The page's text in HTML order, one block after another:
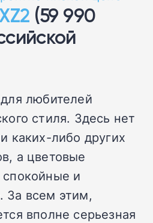
(59 990
любителей
стиля. Здесь нет
каких-либо других
а цветовые
и
За всем этим,
вполне серьезная